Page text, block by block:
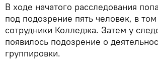
В ходе начатого расследования
под подозрение пять человек, в
сотрудники Колледжа. Затем у
появилось подозрение о
группировки.